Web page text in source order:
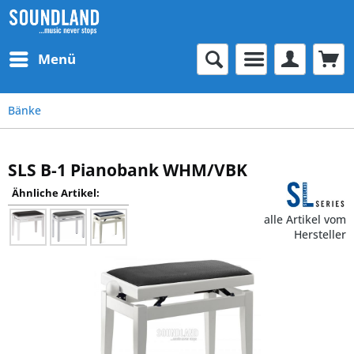
Menü
Bänke
SLS B-1 Pianobank WHM/VBK
Ähnliche Artikel:
alle Artikel vom
Hersteller